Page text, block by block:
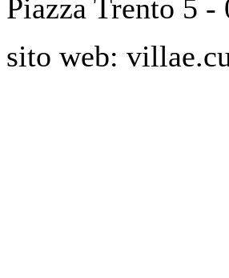
Piazza Trento 5
sito web: